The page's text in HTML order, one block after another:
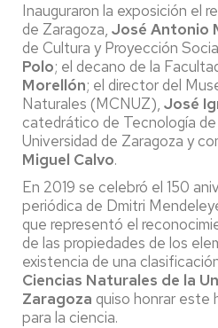
Inauguraron la exposición el
de Zaragoza, José Antonio
de Cultura y Proyección
Polo; el decano de la
Morellón; el director del
Naturales (MCNUZ), José
catedrático de Tecnología
Universidad de Zaragoza y
Miguel Calvo.
En 2019 se celebró el 150
periódica de Dmitri
que representó el
de las propiedades de los
existencia de una
Ciencias Naturales de la
Zaragoza quiso honrar este
para la ciencia.